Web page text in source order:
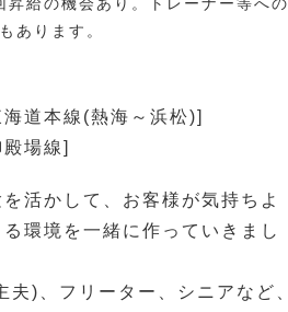
あります。
道本線(熱海～浜松)]
場線]
活かして、お客様が気持ちよ
環境を一緒に作っていきまし
夫)、フリーター、シニアなど、